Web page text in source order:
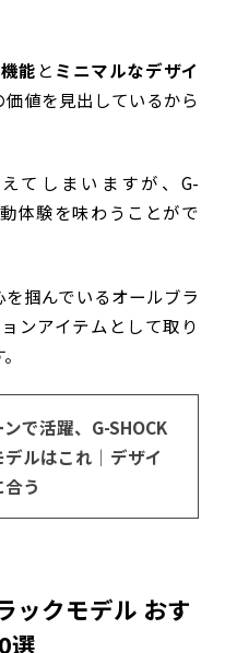
能 と ミニマルなデザイ
値を見出しているから
てしまいますが、G-
体験を味わうことがで
掴んでいるオールブラ
ンアイテムとして取り
で活躍、G-SHOCK
ルはこれ｜デザイ
う
ックモデル おす
選